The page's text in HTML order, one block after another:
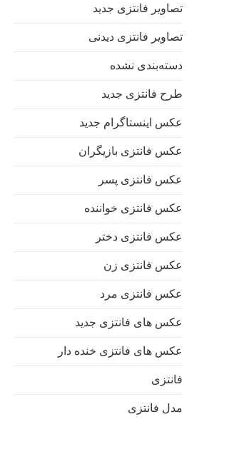
تصاویر فانتزی جدید
تصاویر فانتزی دیدنی
دسته‌بندی نشده
طرح فانتزی جدید
عکس اینستاگرام جدید
عکس فانتزی بازیگران
عکس فانتزی پسر
عکس فانتزی خواننده
عکس فانتزی دختر
عکس فانتزی زن
عکس فانتزی مرد
عکس های فانتزی جدید
عکس های فانتزی خنده دار
فانتزی
مدل فانتزی